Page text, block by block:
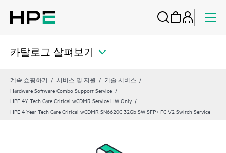
카탈로그 살펴보기
계속 쇼핑하기 서비스 및 지원
기술 서비스
Hardware Software Combo Support Service
HPE 4Y Tech Care Critical wCDMR Service HW Only
HPE 4 Year Tech Care Critical wCDMR SN6620C 32Gb SW SFP+ FC V2 Switch Service